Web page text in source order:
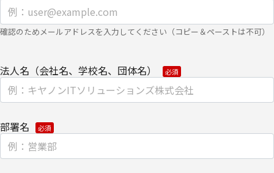
・法令に基づく場合
・上記利用目的を実施するために、適切な機密保持契約を締結した
情報の全ての項目について、当社のグループ会社およびパートナー
企業に、書面もしくは電子媒体で提供する場合
個人情報を提供する場合は、安全を考慮した、電子的な伝送または
紙面による搬送もしくは手渡しにて提供いたします。
なお、各種お問い合わせ・お申込みに関する対応への適切な回答処
確認のためメールアドレスを入力してください（コピー＆ペーストは不可）
法人名（会社名、学校名、団体名）
部署名